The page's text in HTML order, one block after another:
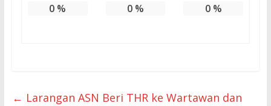
0 % 0% 0%
← Larangan ASN Beri THR ke Wartawan dan